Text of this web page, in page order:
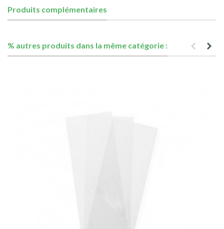
Produits complémentaires
% autres produits dans la même catégorie :